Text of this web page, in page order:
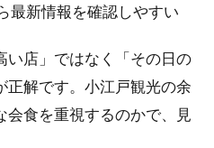
最新情報を確認しやすい
い店」ではなく「その日の
正解です。小江戸観光の余
会食を重視するのかで、見